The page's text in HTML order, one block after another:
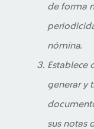
de forma
nómina.
Establece
generar y
sus notas